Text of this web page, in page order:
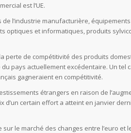
est l’UE.
l’industrie manufacturière,
optiques et informatiques, produits
de compétitivité des produits
pays actuellement excédentaire. Un tel
gagneraient en compétitivité.
étrangers en raison de
d’un certain effort a atteint en janvier
le marché des changes entre l’euro et